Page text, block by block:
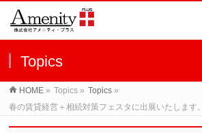
Topics
HOME » Topics » Topics »
春の賃貸経営＋相続対策フェスタに出展いたします。